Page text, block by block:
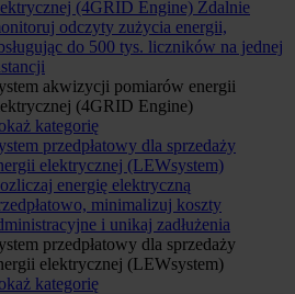
(4GRID Engine) Zdalnie
odczyty zużycia energii,
do 500 tys. liczników na jednej
akwizycji pomiarów energii
(4GRID Engine)
kategorię
przedpłatowy dla sprzedaży
elektrycznej (LEWsystem)
energię elektryczną
minimalizuj koszty
i unikaj zadłużenia
przedpłatowy dla sprzedaży
elektrycznej (LEWsystem)
kategorię